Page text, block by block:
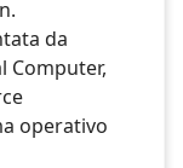
da
Computer,
operativo